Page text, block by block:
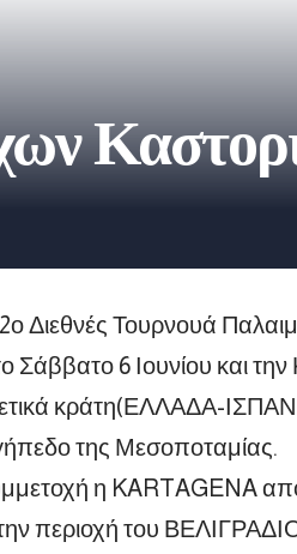
Διεθνές Τουρνουά
6 Ιουνίου και
κράτη(ΕΛΛΑΔΑ-
της Μεσοποταμίας.
η KARTAGENA
περιοχή του